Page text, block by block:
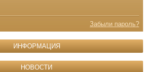
Забыли пароль?
ИНФОРМАЦИЯ
НОВОСТИ